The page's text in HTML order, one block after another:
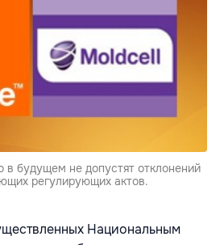
в будущем не допустят отклонений
регулирующих актов.
Национальным